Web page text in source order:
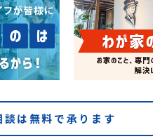
は無料で承ります